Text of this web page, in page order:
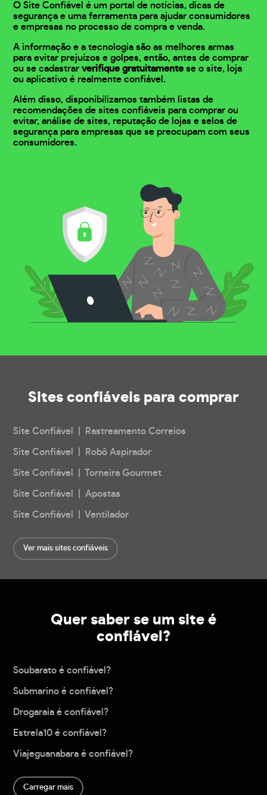
O Site Confiável é um portal de notícias, dicas de
segurança e uma ferramenta para ajudar consumidores
e empresas no processo de compra e venda.
A informação e a tecnologia são as melhores armas
para evitar prejuízos e golpes, então, antes de comprar
ou se cadastrarverifique gratuitamente se o site, loja
ou aplicativo é realmente confiável.
Além disso, disponibilizamos também listas de
recomendações de sites confiáveis para comprar ou
evitar, análise de sites, reputação de lojas e selos de
segurança para empresas que se preocupam com seus
consumidores.
Sites confiáveis para comprar
Site Confiável | Rastreamento Correios
Site Confiável | Robô Aspirador
Site Confiável | Torneira Gourmet
Site Confiável | Apostas
Site Confiável | Ventilador
Ver mais sites confiáveis
Quer saber se um site é
confiável?
Soubarato é confiável?
Submarino é confiável?
Drogaraia é confiável?
Estrela10 é confiável?
Viajeguanabara é confiável?
Carregar mais